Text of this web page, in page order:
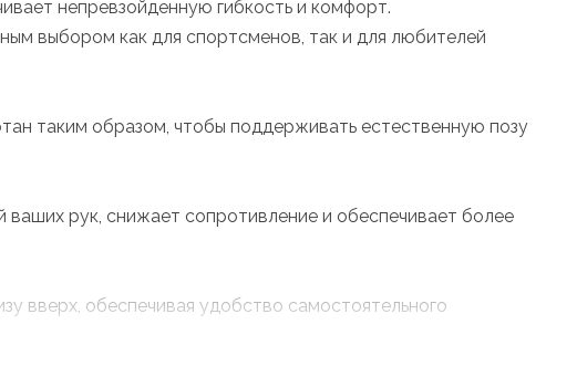
непревзойденную гибкость и комфорт.
выбором как для спортсменов, так и для любителей
таким образом, чтобы поддерживать естественную позу
рук, снижает сопротивление и обеспечивает более
вверх, обеспечивая удобство самостоятельного